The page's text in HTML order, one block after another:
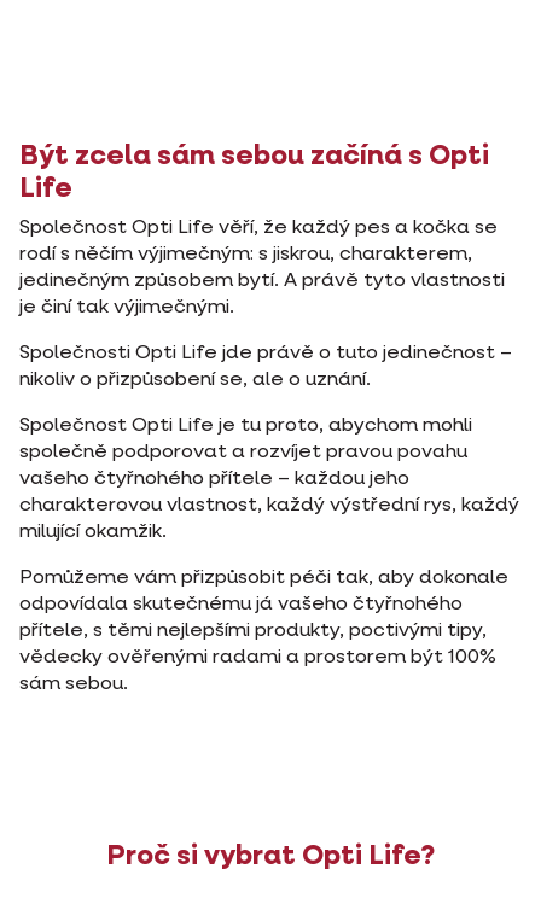
Být zcela sám sebou začíná s Opti
Life
Společnost Opti Life věří, že každý pes a kočka se
rodí s něčím výjimečným: s jiskrou, charakterem,
jedinečným způsobem bytí. A právě tyto vlastnosti
je činí tak výjimečnými.
Společnosti Opti Life jde právě o tuto jedinečnost –
nikoliv o přizpůsobení se, ale o uznání.
Společnost Opti Life je tu proto, abychom mohli
společně podporovat a rozvíjet pravou povahu
vašeho čtyřnohého přítele – každou jeho
charakterovou vlastnost, každý výstřední rys, každý
milující okamžik.
Pomůžeme vám přizpůsobit péči tak, aby dokonale
odpovídala skutečnému já vašeho čtyřnohého
přítele, s těmi nejlepšími produkty, poctivými tipy,
vědecky ověřenými radami a prostorem být 100%
sám sebou.
Proč si vybrat Opti Life?